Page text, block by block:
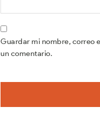
Guardar mi nombre, correo
un comentario.